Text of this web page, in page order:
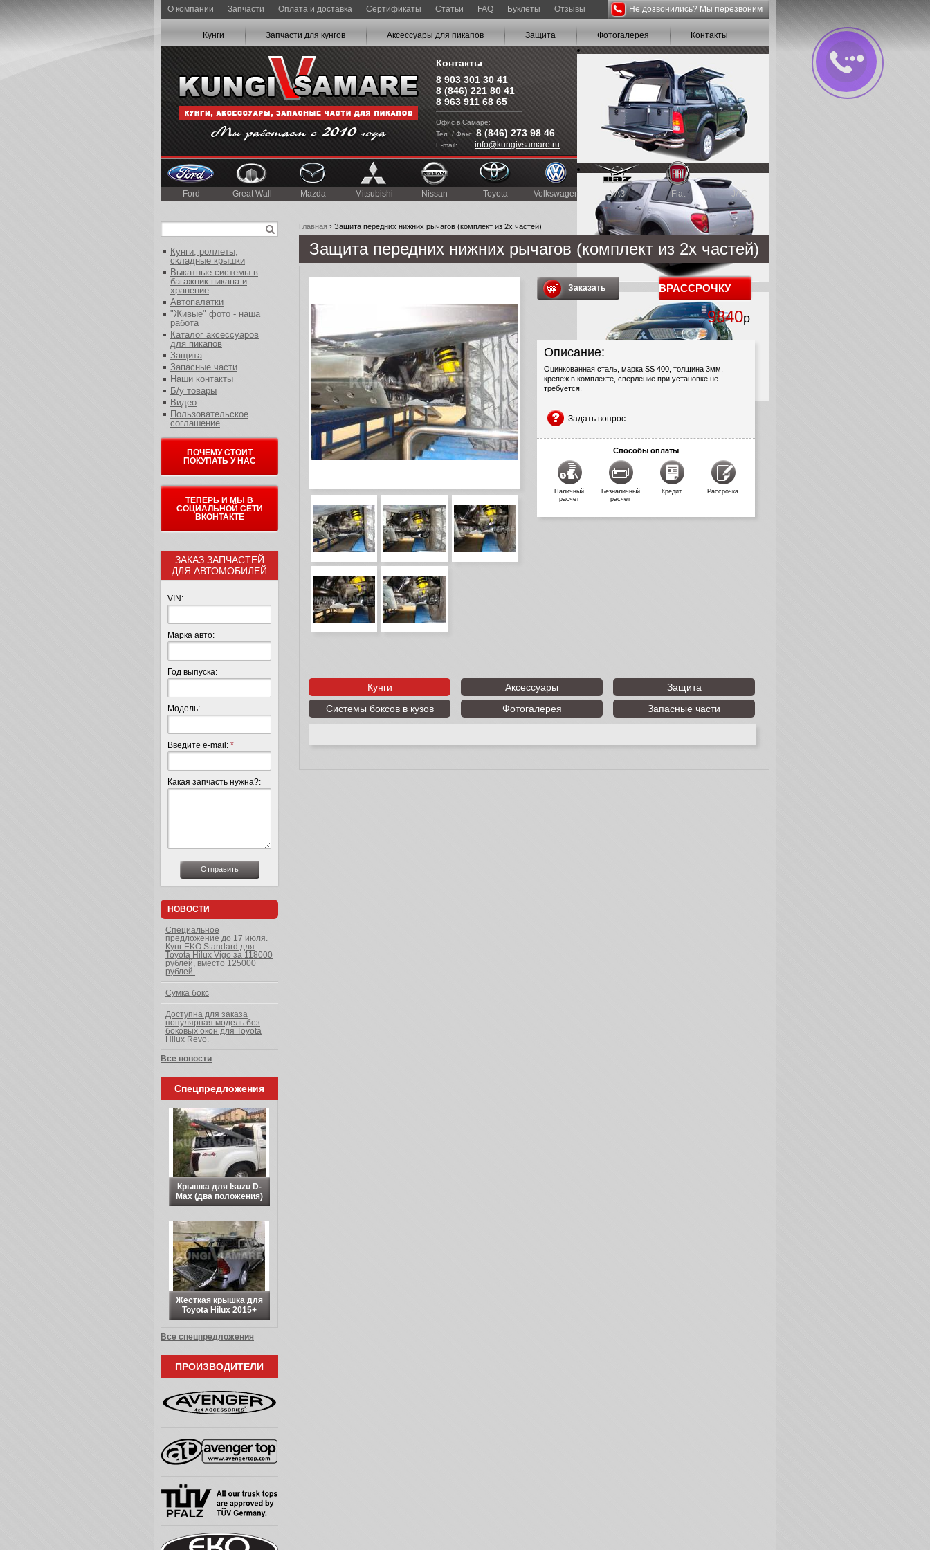
О компании Запчасти Оплата и доставка Сертификаты Статьи FAQ Буклеты Отзывы
Кунги Запчасти для кунгов Аксессуары для пикапов Защита Фотогалерея Контакты
Контакты
8 903 301 30 41
8 (846) 221 80 41
8 963 911 68 65
Офис в Самаре:
Тел. / Факс: 8 (846) 273 98 46
E-mail: info@kungivsamare.ru
Не дозвонились? Мы перезвоним
Ford Great Wall Mazda Mitsubishi Nissan Toyota Volkswagen УАЗ Fiat JAC
Главная › Защита передних нижних рычагов (комплект из 2х частей)
Защита передних нижних рычагов (комплект из 2х частей)
Заказать ВРАССРОЧКУ
9840р
Описание:
Оцинкованная сталь, марка SS 400, толщина 3мм,
крепеж в комплекте, сверление при установке не
требуется.
Задать вопрос
Способы оплаты
Наличный
расчет
Безналичный
расчет
Кредит Рассрочка
Кунги Аксессуары
Защита
Системы боксов в кузов
Фотогалерея Запасные части
Кунги, роллеты,
складные крышки
Выкатные системы в
багажник пикапа и
хранение
Автопалатки
"Живые" фото - наша
работа
Каталог аксессуаров
для пикапов
Защита
Запасные части
Наши контакты
Б/у товары
Видео
Пользовательское
соглашение
ПОЧЕМУ СТОИТ
ПОКУПАТЬ У НАС
ТЕПЕРЬ И МЫ В
СОЦИАЛЬНОЙ СЕТИ
ВКОНТАКТЕ
ЗАКАЗ ЗАПЧАСТЕЙ
ДЛЯ АВТОМОБИЛЕЙ
VIN:
Марка авто:
Год выпуска:
Модель:
Введите e-mail: *
Какая запчасть нужна?:
НОВОСТИ
Специальное
предложение до 17 июля.
Кунг EKO Standard для
Toyota Hilux Vigo за 118000
рублей, вместо 125000
рублей.
Сумка бокс
Доступна для заказа
популярная модель без
боковых окон для Toyota
Hilux Revo.
Все новости
Спецпредложения
Крышка для Isuzu D-
Max (два положения)
Жесткая крышка для
Toyota Hilux 2015+
Все спецпредложения
ПРОИЗВОДИТЕЛИ